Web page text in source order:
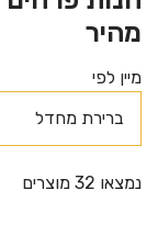
מהיר
מיין לפי
נמצאו 32 מוצרים